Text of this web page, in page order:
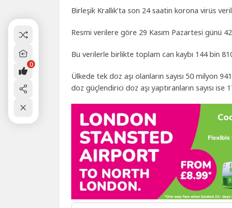
Birleşik Krallık’ta son 24 saatin korona virüs
Resmi verilere göre 29 Kasım Pazartesi günü
Bu verilerle birlikte toplam can kaybı 144 bin
Ülkede tek doz aşı olanların sayısı 50 milyon
doz güçlendirici doz aşı yaptıranların sayısı ise
0